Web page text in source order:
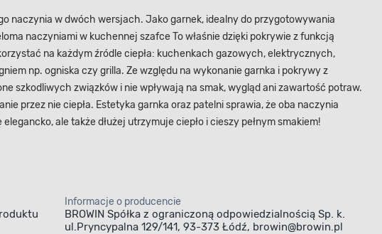
naczynia w dwóch wersjach. Jako garnek, idealny do przygotowywania
naczyniami w kuchennej szafce To właśnie dzięki pokrywie z funkcją
na każdym źródle ciepła: kuchenkach gazowych, elektrycznych,
np. ogniska czy grilla. Ze względu na wykonanie garnka i pokrywy z
szkodliwych związków i nie wpływają na smak, wygląd ani zawartość potraw.
przez nie ciepła. Estetyka garnka oraz patelni sprawia, że oba naczynia
ale także dłużej utrzymuje ciepło i cieszy pełnym smakiem!
Informacje o producencie
BROWIN Spółka z ograniczoną odpowiedzialnością Sp. k.
ul.Pryncypalna 129/141, 93-373 Łódź, browin@browin.pl